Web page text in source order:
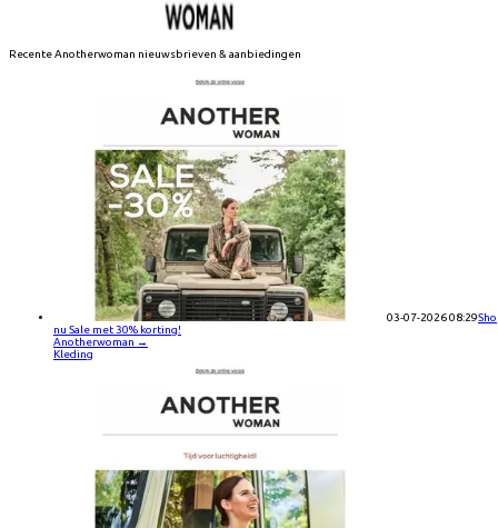
RecenteAnotherwoman nieuwsbrieven & aanbiedingen
03-07-2026 08:29
nu Sale met 30% korting!
Anotherwoman →
Kleding